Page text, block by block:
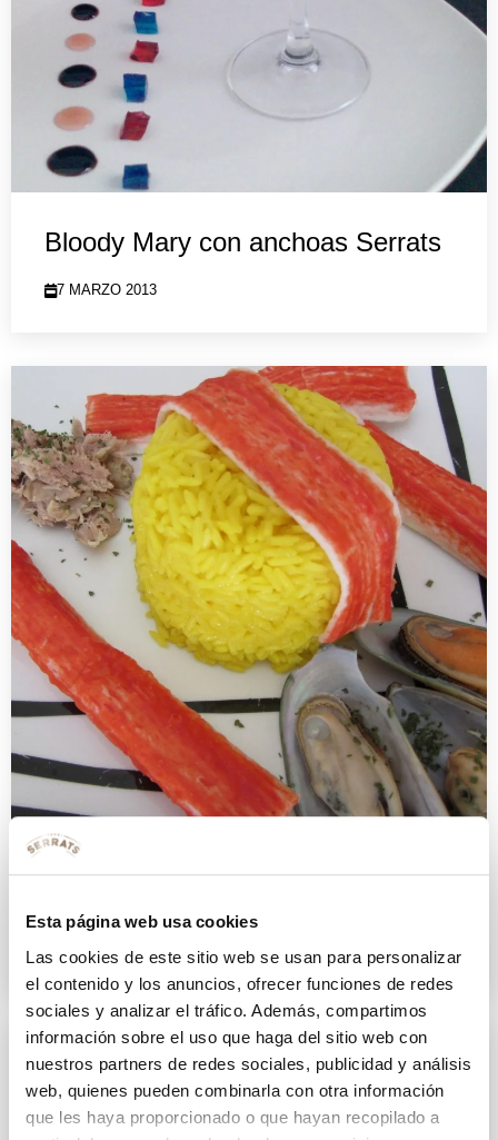
Esta página web usa cookies
Las cookies de este sitio web se usan para personalizar
el contenido y los anuncios, ofrecer funciones de redes
sociales y analizar el tráfico. Además, compartimos
información sobre el uso que haga del sitio web con
nuestros partners de redes sociales, publicidad y análisis
web, quienes pueden combinarla con otra información
que les haya proporcionado o que hayan recopilado a
Bloody Mary con anchoas Serrats
7 MARZO 2013
10 ENERO 2013